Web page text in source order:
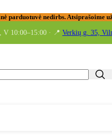
parduotuvė nedirbs. Atsiprašoime
V 10:00–15:00 · 📍 Verkių g. 35,